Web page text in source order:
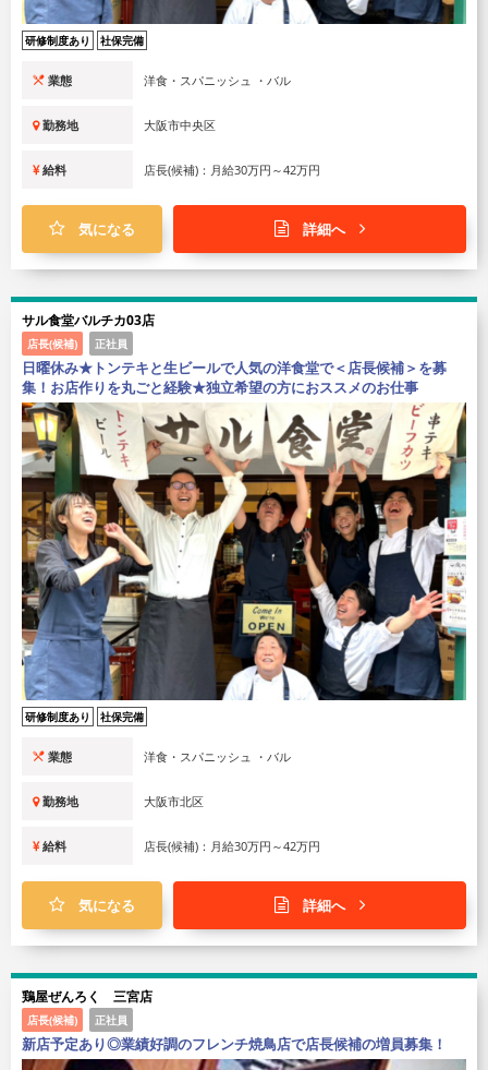
研修制度あり 社保完備
業態 洋食・スパニッシュ ・バル
勤務地 大阪市中央区
給料 店長(候補)：月給30万円～42万円
気になる 詳細へ
サル食堂バルチカ03店
店長(候補) 正社員
日曜休み★トンテキと生ビールで人気の洋食堂で＜店長候補＞を募
集！お店作りを丸ごと経験★独立希望の方におススメのお仕事
研修制度あり 社保完備
業態 洋食・スパニッシュ ・バル
勤務地 大阪市北区
給料 店長(候補)：月給30万円～42万円
気になる 詳細へ
鶏屋ぜんろく 三宮店
店長(候補) 正社員
新店予定あり◎業績好調のフレンチ焼鳥店で店長候補の増員募集！